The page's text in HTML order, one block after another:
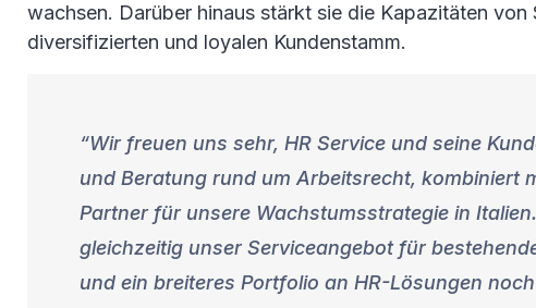
wachsen. Darüber hinaus stärkt sie die Kapazitäten
diversifizierten und loyalen Kundenstamm.
Wir freuen uns sehr, HR Service und seine
und Beratung rund um Arbeitsrecht, kombiniert
Partner für unsere Wachstumsstrategie in
gleichzeitig unser Serviceangebot für
und ein breiteres Portfolio an HR-Lösungen